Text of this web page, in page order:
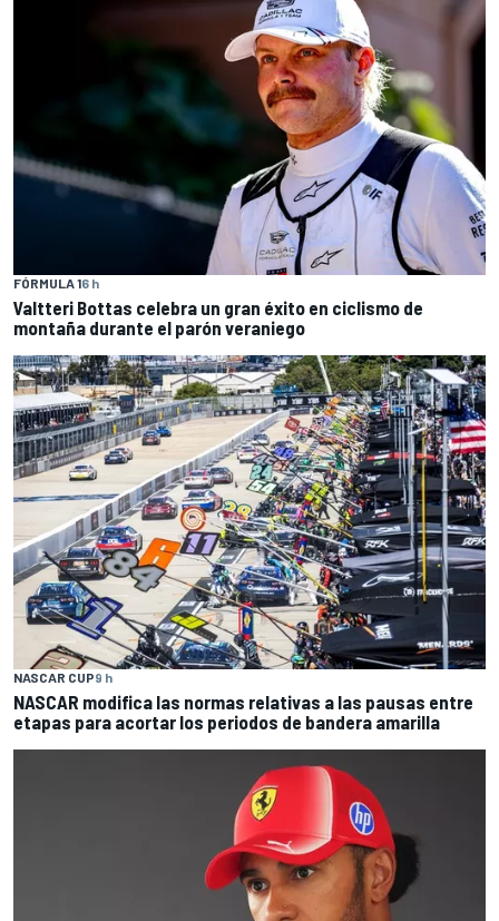
FÓRMULA 16 h
Valtteri Bottas celebra un gran éxito en ciclismo de
montaña durante el parón veraniego
NASCAR CUP9 h
NASCAR modifica las normas relativas a las pausas entre
etapas para acortar los periodos de bandera amarilla